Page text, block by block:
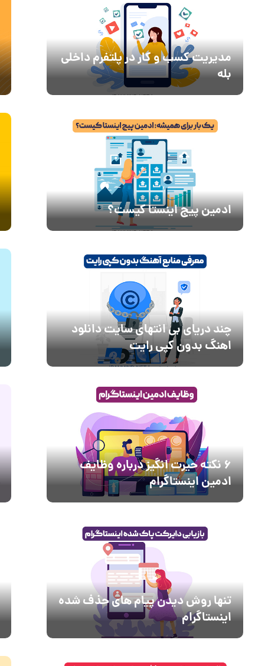
مدیریت کسب و کار در پلتفرم داخلی
بله
ادمین پیج اینستا کیست؟
چند دریای بی انتهای سایت دانلود
اهنگ بدون کپی رایت
6 نکته حیرت انگیز درباره وظایف
ادمین اینستاگرام
تنها روش دیدن پیام های حذف شده
اینستاگرام